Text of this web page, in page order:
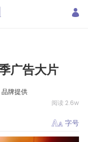
广告大片
牌提供
阅读 2.6w
字号